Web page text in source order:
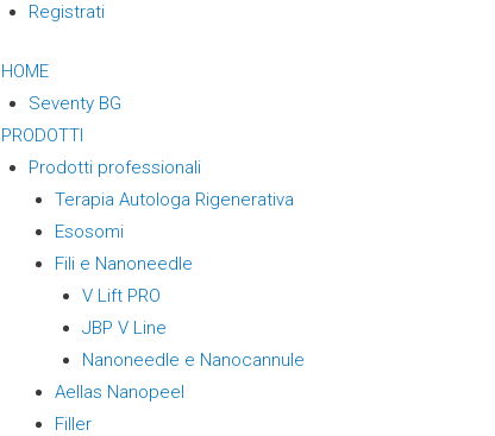
Registrati
HOME
Seventy BG
PRODOTTI
Prodotti professionali
Terapia Autologa Rigenerativa
Esosomi
Fili e Nanoneedle
V Lift PRO
JBP V Line
Nanoneedle e Nanocannule
Aellas Nanopeel
Filler